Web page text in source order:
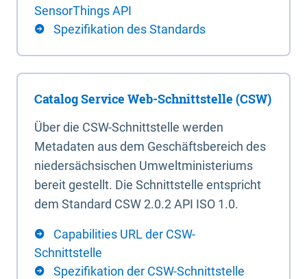
SensorThings API
Spezifikation des Standards
Catalog Service Web-Schnittstelle (CSW)
Über die CSW-Schnittstelle werden
Metadaten aus dem Geschäftsbereich des
niedersächsischen Umweltministeriums
bereit gestellt. Die Schnittstelle entspricht
dem Standard CSW 2.0.2 API ISO 1.0.
Capabilities URL der CSW-
Schnittstelle
Spezifikation der CSW-Schnittstelle